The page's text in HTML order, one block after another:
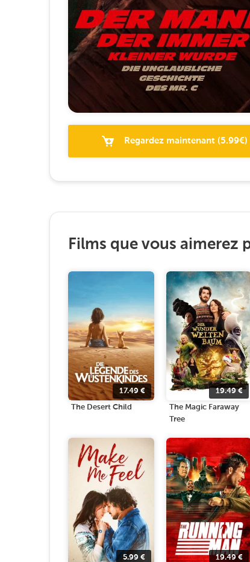
Regardez maintenant (5.99€)
Films que vous aimerez
17.49€
The Desert Child
19.49€
The Magic Faraway
Tree
5.99€ 19.49€